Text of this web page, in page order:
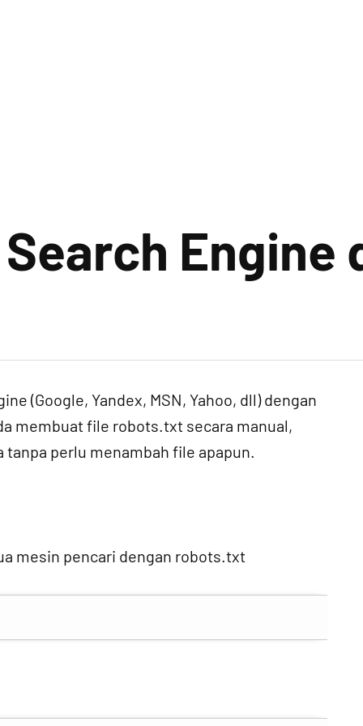
Engine
(Google, Yandex, MSN, Yahoo, dll) dengan
membuat file robots.txt secara manual,
perlu menambah file apapun.
mesin pencari dengan robots.txt